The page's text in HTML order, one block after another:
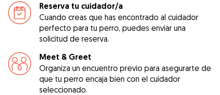
Reserva tu cuidador/a
Cuando creas que has encontrado al cuidador
perfecto para tu perro, puedes enviar una
solicitud de reserva.
Meet & Greet
Organiza un encuentro previo para asegurarte de
que tu perro encaja bien con el cuidador
seleccionado.